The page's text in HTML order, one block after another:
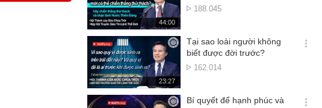
재
생
간
44:00
Đàng
Lượt
188.045
재
생
23:27
Tại sao loài người không
biết được đời trước?
Lượt
162.014
옵
Bí quyết để hạnh phúc và